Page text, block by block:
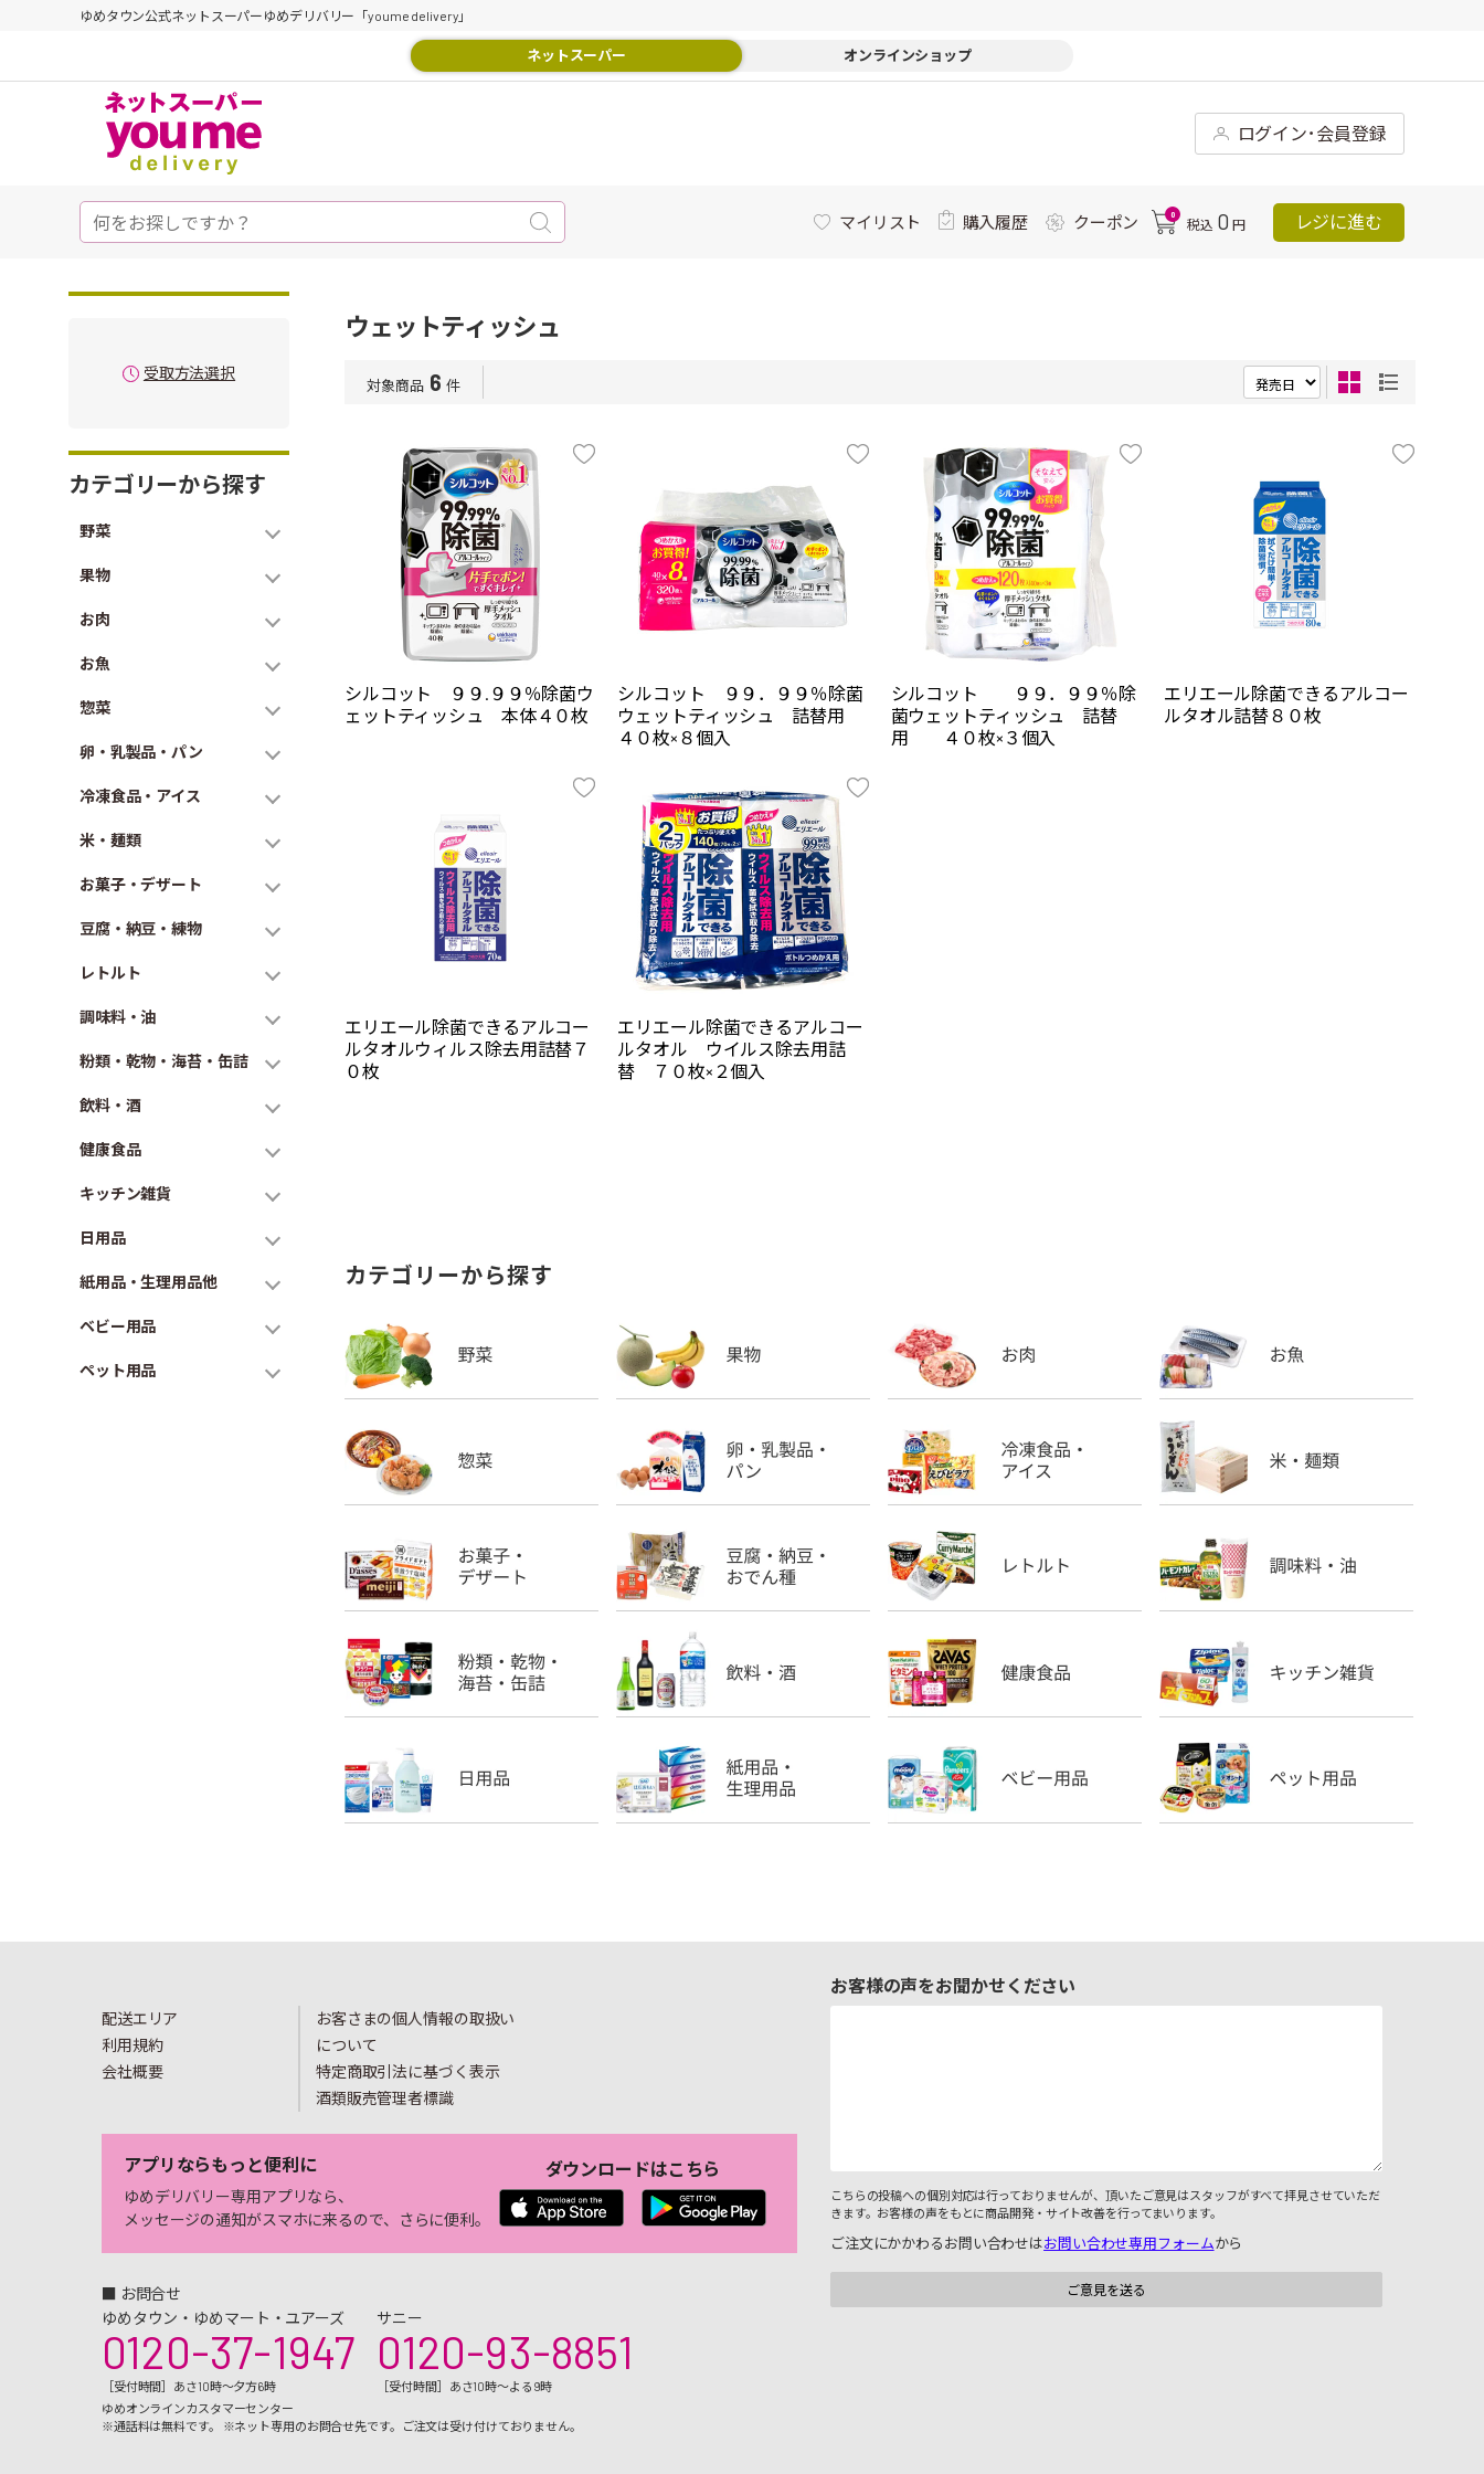
ゆめタウン公式ネットスーパーゆめデリバリー「youme delivery」
ネットスーパー オンラインショップ
ログイン･会員登録
マイリスト 購入履歴 クーポン 0
税込 0 円 レジに進む
受取方法選択
カテゴリーから探す
野菜
果物
お肉
お魚
惣菜
卵・乳製品・パン
冷凍食品・アイス
米・麺類
お菓子・デザート
豆腐・納豆・練物
レトルト
調味料・油
粉類・乾物・海苔・缶詰
飲料・酒
健康食品
キッチン雑貨
日用品
紙用品・生理用品他
ベビー用品
ペット用品
ウェットティッシュ
対象商品 6 件
シルコット ９９.９９％除菌ウ
ェットティッシュ 本体４０枚
シルコット ９９．９９％除菌
ウェットティッシュ 詰替用
４０枚×８個入
シルコット ９９．９９％除
菌ウェットティッシュ 詰替
用 ４０枚×３個入
エリエール除菌できるアルコー
ルタオル詰替８０枚
エリエール除菌できるアルコー
ルタオルウィルス除去用詰替７
０枚
エリエール除菌できるアルコー
ルタオル ウイルス除去用詰
替 ７０枚×２個入
カテゴリーから探す
配送エリア
利用規約
会社概要
お客さまの個人情報の取扱い
について
特定商取引法に基づく表示
酒類販売管理者標識
アプリならもっと便利に
ゆめデリバリー専用アプリなら、
メッセージの通知がスマホに来るので、さらに便利。
ダウンロードはこちら
■ お問合せ
ゆめタウン・ゆめマート・ユアーズ
0120-37-1947
［受付時間］あさ10時～夕方6時
サニー
0120-93-8851
［受付時間］あさ10時～よる9時
ゆめオンラインカスタマーセンター
※通話料は無料です。 ※ネット専用のお問合せ先です。ご注文は受け付けておりません。
お客様の声をお聞かせください
こちらの投稿への個別対応は行っておりませんが、頂いたご意見はスタッフがすべて拝見させていただ
きます。お客様の声をもとに商品開発・サイト改善を行ってまいります。
ご注文にかかわるお問い合わせはお問い合わせ専用フォームから